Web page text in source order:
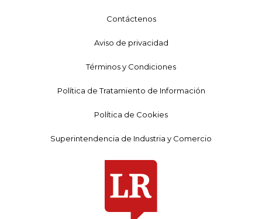
Contáctenos
Aviso de privacidad
Términos y Condiciones
Política de Tratamiento de Información
Política de Cookies
Superintendencia de Industria y Comercio